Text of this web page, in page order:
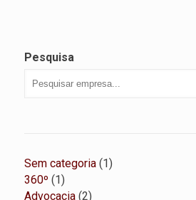
Pesquisa
Sem categoria 11
360º 11
produto
Advocacia 22